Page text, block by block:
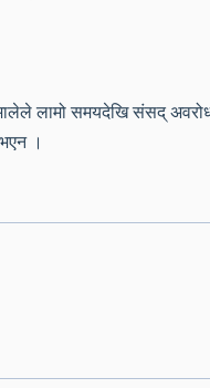
लामो समयदेखि संसद्
।